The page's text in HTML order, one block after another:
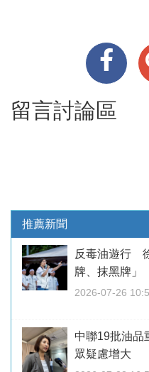
留言討論區
推薦新聞
反毒油遊行
牌、抹黑牌」
2026-07-26
中聯19批油
眾疑慮增大